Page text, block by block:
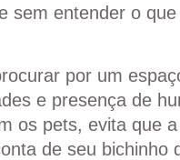
sem entender o que
por um
e presença de
os pets, evita que a
de seu bichinho